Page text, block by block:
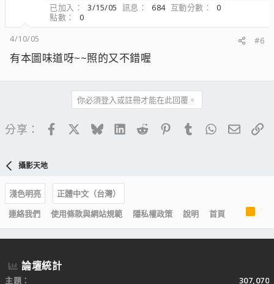
已加入
3/15/05 訊息 684 互動分數
0
點數
0
4/10/05
#6
有本圖味道呀~~照的又不錯喔
你必須登入或註冊才能在此回覆。
分享： FacebookBlueskyLinkedIn
Reddit PinterestTumblrWhatsApp
電子
攝影天地
淺色明亮
正體中文（台灣）
連絡我們
使用條款與網站規範 隱私權政策 說明 首頁
S
論壇統計
主題
307,070